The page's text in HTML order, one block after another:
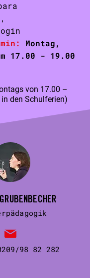
Montag,
17.00 - 19.00
von 17.00 –
den Schulferien)
98 82 282